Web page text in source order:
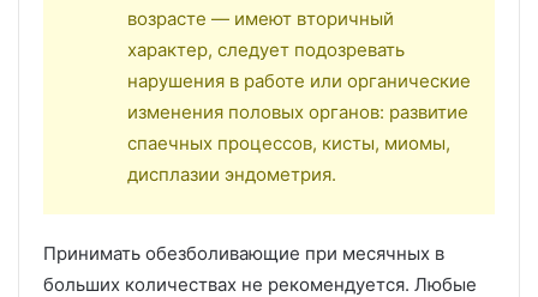
возрасте — имеют вторичный
характер, следует подозревать
нарушения в работе или органические
изменения половых органов: развитие
спаечных процессов, кисты, миомы,
дисплазии эндометрия.
Принимать обезболивающие при месячных в
больших количествах не рекомендуется. Любые